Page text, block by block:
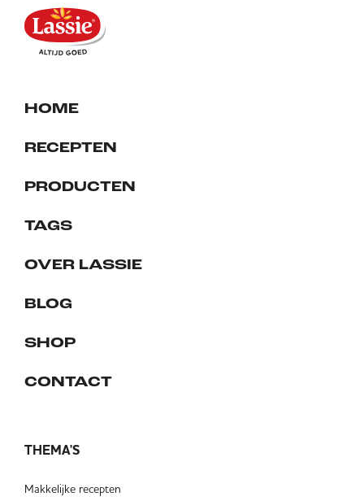
HOME
RECEPTEN
PRODUCTEN
TAGS
OVER LASSIE
BLOG
SHOP
CONTACT
THEMA'S
Makkelijke recepten